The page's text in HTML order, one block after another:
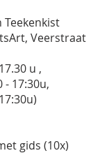
Veerstraat
u ,
- 17:30u,
gids (10x)